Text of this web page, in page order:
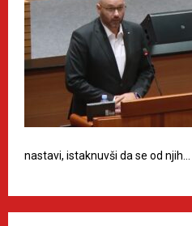
nastavi, istaknuvši da se od njih…